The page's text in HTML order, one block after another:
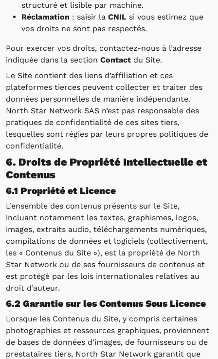
structuré et lisible par machine.
Réclamation : saisir la CNIL si vous estimez que
vos droits ne sont pas respectés.
Pour exercer vos droits, contactez-nous à l’adresse
indiquée dans la section Contact du Site.
Le Site contient des liens d’affiliation et ces
plateformes tierces peuvent collecter et traiter des
données personnelles de manière indépendante.
North Star Network SAS n’est pas responsable des
pratiques de confidentialité de ces sites tiers,
lesquelles sont régies par leurs propres politiques de
confidentialité.
6. Droits de Propriété Intellectuelle et
Contenus
6.1 Propriété et Licence
L’ensemble des contenus présents sur le Site,
incluant notamment les textes, graphismes, logos,
images, extraits audio, téléchargements numériques,
compilations de données et logiciels (collectivement,
les « Contenus du Site »), est la propriété de North
Star Network ou de ses fournisseurs de contenus et
est protégé par les lois internationales relatives au
droit d’auteur.
6.2 Garantie sur les Contenus Sous Licence
Lorsque les Contenus du Site, y compris certaines
photographies et ressources graphiques, proviennent
de bases de données d’images, de fournisseurs ou de
prestataires tiers, North Star Network garantit que